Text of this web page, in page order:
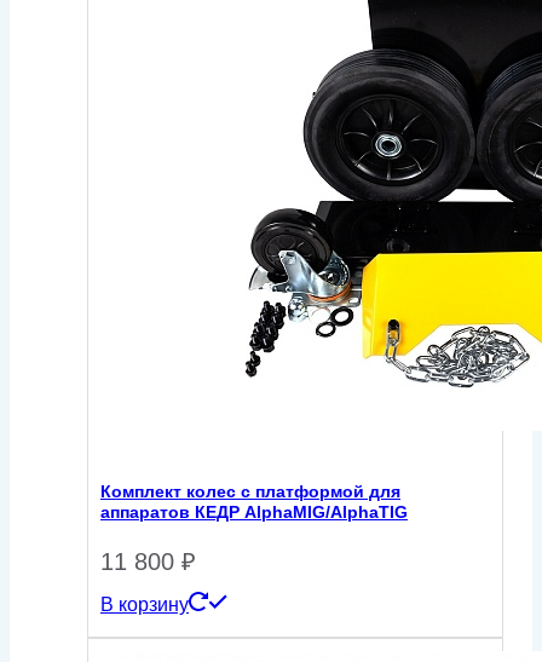
Комплект колес с платформой для
аппаратов КЕДР AlphaMIG/AlphaTIG
11 800 ₽
В корзину